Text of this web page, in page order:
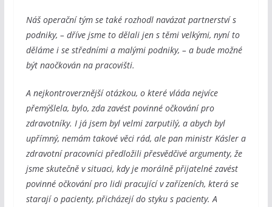
Náš operační tým se také rozhodl navázat partnerství s
podniky, – dříve jsme to dělali jen s těmi velkými, nyní to
děláme i se středními a malými podniky, – a bude možné
být naočkován na pracovišti.
A nejkontroverznější otázkou, o které vláda nejvíce
přemýšlela, bylo, zda zavést povinné očkování pro
zdravotníky. I já jsem byl velmi zarputilý, a abych byl
upřímný, nemám takové věci rád, ale pan ministr Kásler a
zdravotní pracovníci předložili přesvědčivé argumenty, že
jsme skutečně v situaci, kdy je morálně přijatelné zavést
povinné očkování pro lidi pracující v zařízeních, která se
starají o pacienty, přicházejí do styku s pacienty. A